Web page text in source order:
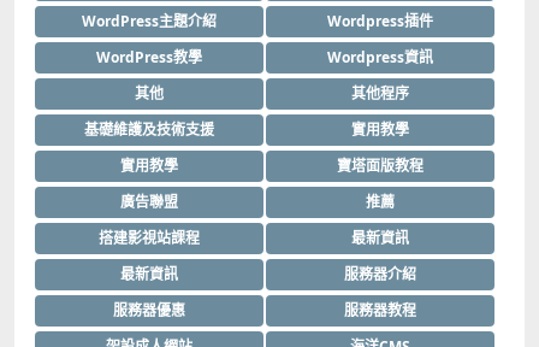
WordPress主題介紹
Wordpress插件
WordPress教學
Wordpress資訊
其他
其他程序
基礎維護及技術支援
實用教學
實用教學
寶塔面版教程
廣告聯盟
推薦
搭建影視站課程
最新資訊
最新資訊
服務器介紹
服務器優惠
服務器教程